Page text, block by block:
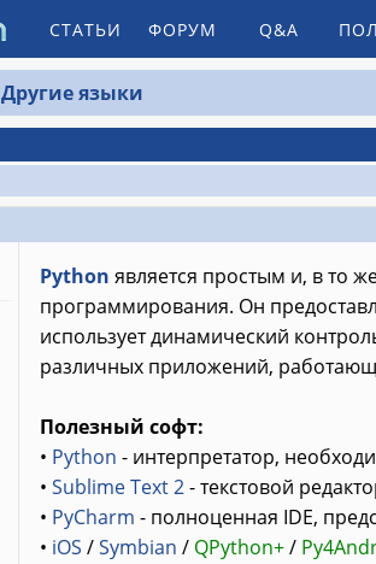
СТАТЬИ ФОРУМ Q&A
Другие языки
Python является простым и, в то
программирования. Он
использует динамический
различных приложений,
Полезный софт:
• Python - интерпретатор,
• Sublime Text 2- текстовой
• PyCharm - полноценная IDE,
• iOS /Symbian / QPython+/